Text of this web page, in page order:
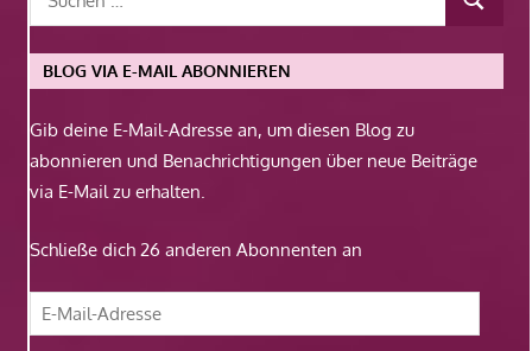
BLOG VIA E-MAIL ABONNIEREN
Gib deine E-Mail-Adresse an, um diesen Blog zu
abonnieren und Benachrichtigungen über neue Beiträge
via E-Mail zu erhalten.
Schließe dich 26 anderen Abonnenten an
E-
Mail-